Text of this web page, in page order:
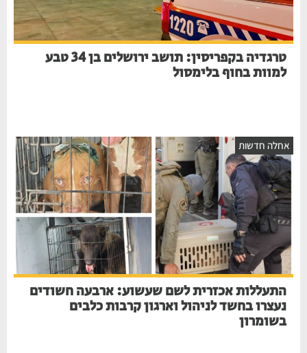
טרגדיה בקפריסין: תושב ירושלים בן 34 טבע
למוות בחוף בלימסול
חדשות
התעללות אכזרית לשם שעשוע: ארבעה חשודים
נעצרו בחשד לניהול וארגון קרבות כלבים
בשומרון